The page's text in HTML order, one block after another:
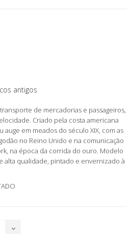
antigos
de mercadorias e passageiros,
Criado pela costa americana
auge em meados do século XIX, com as
no Reino Unido e na comunicação
na época da corrida do ouro. Modelo
alta qualidade, pintado e envernizado à